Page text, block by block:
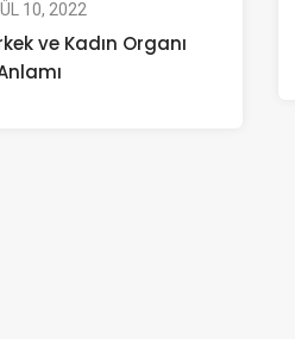
10, 2022
ve Kadın Organı